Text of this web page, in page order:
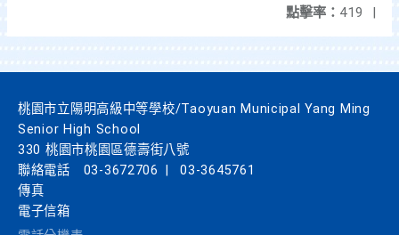
點擊率： 419 |
桃園市立陽明高級中等學校/Taoyuan Municipal Yang Ming
Senior High School
330 桃園市桃園區德壽街八號
聯絡電話
03-3672706
03-3645761
傳真
電子信箱